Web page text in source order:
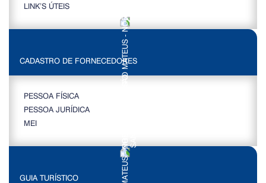
LINK’S ÚTEIS
CADASTRO DE FORNECEDORES
PESSOA FÍSICA
PESSOA JURÍDICA
MEI
GUIA TURÍSTICO